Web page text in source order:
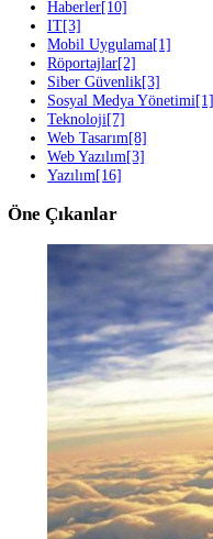
Sonraki Blog
Geleceğe Damga Vuracak 5